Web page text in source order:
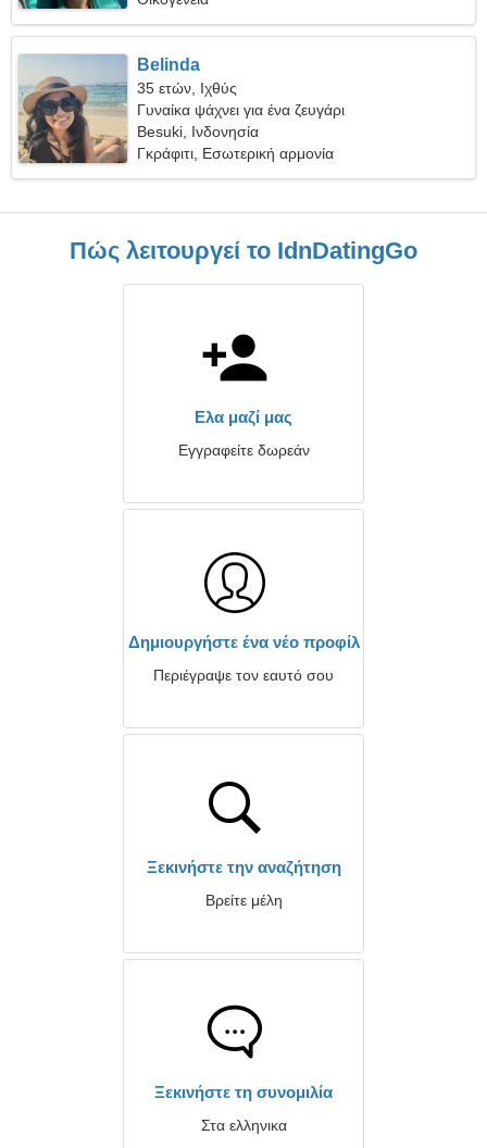
Belinda
35 ετών, Ιχθύς
Γυναίκα ψάχνει για ένα ζευγάρι
Besuki, Ινδονησία
Γκράφιτι, Εσωτερική αρμονία
Πώς λειτουργεί το IdnDatingGo
Ελα μαζί μας
Εγγραφείτε δωρεάν
Δημιουργήστε ένα νέο προφίλ
Περιέγραψε τον εαυτό σου
Ξεκινήστε την αναζήτηση
Βρείτε μέλη
Ξεκινήστε τη συνομιλία
Στα ελληνικα